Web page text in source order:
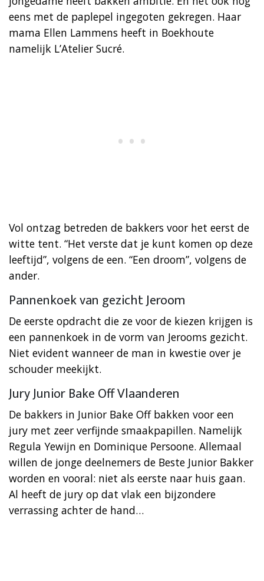
eens met de paplepel ingegoten gekregen. Haar
mama Ellen Lammens heeft in Boekhoute
namelijk L’Atelier Sucré.
Vol ontzag betreden de bakkers voor het eerst de
witte tent. “Het verste dat je kunt komen op deze
leeftijd”, volgens de een. “Een droom”, volgens de
ander.
Pannenkoek van gezicht Jeroom
De eerste opdracht die ze voor de kiezen krijgen is
een pannenkoek in de vorm van Jerooms gezicht.
Niet evident wanneer de man in kwestie over je
schouder meekijkt.
Jury Junior Bake Off Vlaanderen
De bakkers in Junior Bake Off bakken voor een
jury met zeer verfijnde smaakpapillen. Namelijk
Regula Yewijn en Dominique Persoone. Allemaal
willen de jonge deelnemers de Beste Junior Bakker
worden en vooral: niet als eerste naar huis gaan.
Al heeft de jury op dat vlak een bijzondere
verrassing achter de hand…